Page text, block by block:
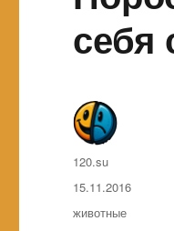
себя
Автор
120.su
Опубликовано
15.11.2016
Метки
животные